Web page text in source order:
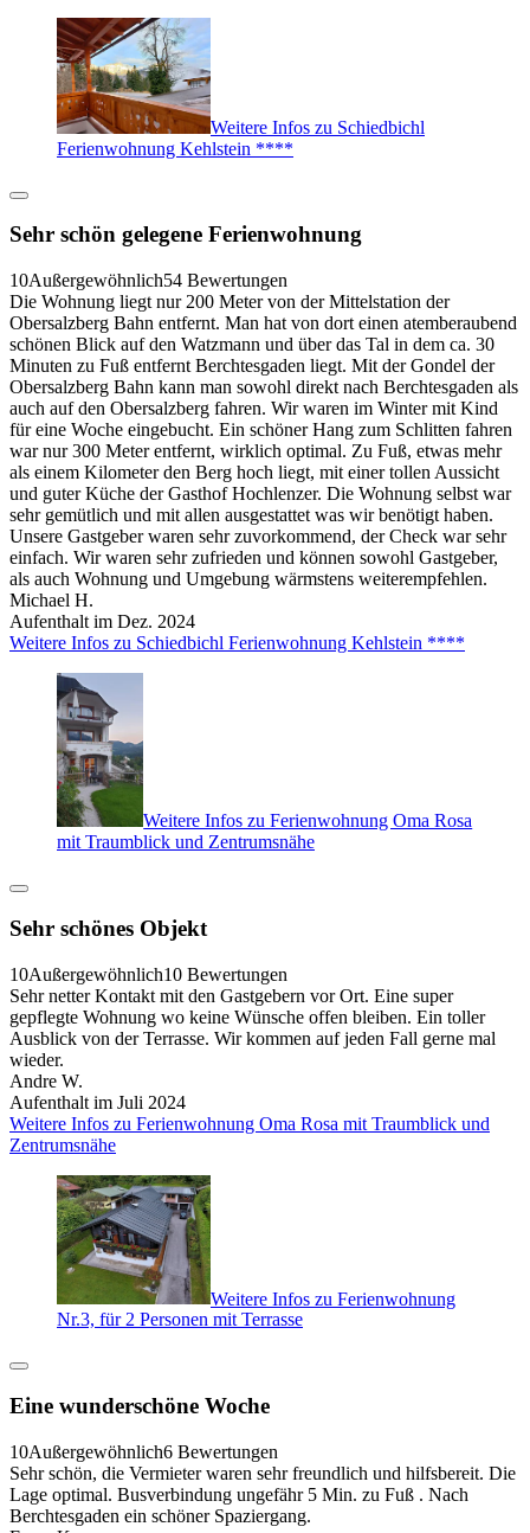
Weitere Infos zu Schiedbichl
Ferienwohnung Kehlstein ****
Sehr schön gelegene Ferienwohnung
10Außergewöhnlich54 Bewertungen
Die Wohnung liegt nur 200 Meter von der Mittelstation der
Obersalzberg Bahn entfernt. Man hat von dort einen atemberaubend
schönen Blick auf den Watzmann und über das Tal in dem ca. 30
Minuten zu Fuß entfernt Berchtesgaden liegt. Mit der Gondel der
Obersalzberg Bahn kann man sowohl direkt nach Berchtesgaden als
auch auf den Obersalzberg fahren. Wir waren im Winter mit Kind
für eine Woche eingebucht. Ein schöner Hang zum Schlitten fahren
war nur 300 Meter entfernt, wirklich optimal. Zu Fuß, etwas mehr
als einem Kilometer den Berg hoch liegt, mit einer tollen Aussicht
und guter Küche der Gasthof Hochlenzer. Die Wohnung selbst war
sehr gemütlich und mit allen ausgestattet was wir benötigt haben.
Unsere Gastgeber waren sehr zuvorkommend, der Check war sehr
einfach. Wir waren sehr zufrieden und können sowohl Gastgeber,
als auch Wohnung und Umgebung wärmstens weiterempfehlen.
Michael H.
Aufenthalt im Dez. 2024
Weitere Infos zu Schiedbichl Ferienwohnung Kehlstein ****
Weitere Infos zu Ferienwohnung Oma Rosa
mit Traumblick und Zentrumsnähe
Sehr schönes Objekt
10Außergewöhnlich10 Bewertungen
Sehr netter Kontakt mit den Gastgebern vor Ort. Eine super
gepflegte Wohnung wo keine Wünsche offen bleiben. Ein toller
Ausblick von der Terrasse. Wir kommen auf jeden Fall gerne mal
wieder.
Andre W.
Aufenthalt im Juli 2024
Weitere Infos zu Ferienwohnung Oma Rosa mit Traumblick und
Zentrumsnähe
Weitere Infos zu Ferienwohnung
Nr.3, für 2 Personen mit Terrasse
Eine wunderschöne Woche
10Außergewöhnlich6 Bewertungen
Sehr schön, die Vermieter waren sehr freundlich und hilfsbereit. Die
Lage optimal. Busverbindung ungefähr 5 Min. zu Fuß . Nach
Berchtesgaden ein schöner Spaziergang.